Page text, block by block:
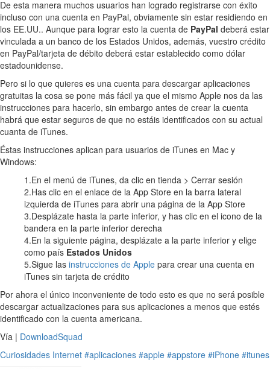
De esta manera muchos usuarios han logrado registrarse con éxito
incluso con una cuenta en PayPal, obviamente sin estar residiendo en
los EE.UU.. Aunque para lograr esto la cuenta de PayPal deberá estar
vinculada a un banco de los Estados Unidos, además, vuestro crédito
en PayPal/tarjeta de débito deberá estar establecido como dólar
estadounidense.
Pero si lo que quieres es una cuenta para descargar aplicaciones
gratuitas la cosa se pone más fácil ya que el mismo Apple nos da las
instrucciones para hacerlo, sin embargo antes de crear la cuenta
habrá que estar seguros de que no estáis identificados con su actual
cuanta de iTunes.
Éstas instrucciones aplican para usuarios de iTunes en Mac y
Windows:
1.En el menú de iTunes, da clic en tienda > Cerrar sesión
2.Has clic en el enlace de la App Store en la barra lateral
izquierda de iTunes para abrir una página de la App Store
3.Desplázate hasta la parte inferior, y has clic en el icono de la
bandera en la parte inferior derecha
4.En la siguiente página, desplázate a la parte inferior y elige
como país Estados Unidos
5.Sigue las instrucciones de Apple para crear una cuenta en
iTunes sin tarjeta de crédito
Por ahora el único inconveniente de todo esto es que no será posible
descargar actualizaciones para sus aplicaciones a menos que estés
identificado con la cuenta americana.
Vía | DownloadSquad
Curiosidades Internet #aplicaciones #apple #appstore #iPhone #itunes